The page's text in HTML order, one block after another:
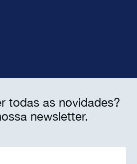
todas as novidades?
newsletter.